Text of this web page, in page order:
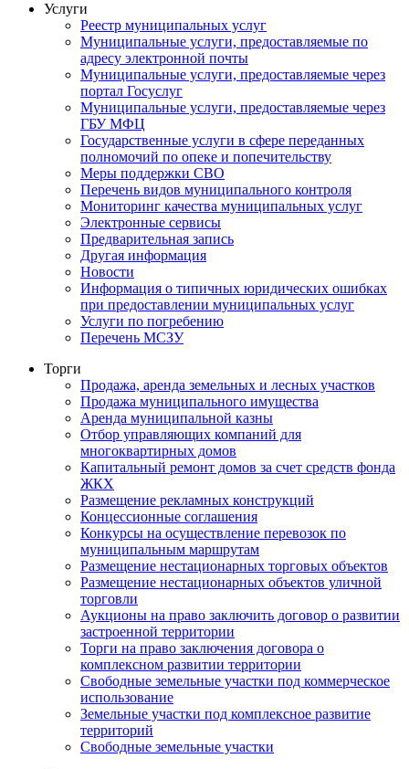
Услуги
Реестр муниципальных услуг
Муниципальные услуги, предоставляемые по
адресу электронной почты
Муниципальные услуги, предоставляемые через
портал Госуслуг
Муниципальные услуги, предоставляемые через
ГБУ МФЦ
Государственные услуги в сфере переданных
полномочий по опеке и попечительству
Меры поддержки СВО
Перечень видов муниципального контроля
Мониторинг качества муниципальных услуг
Электронные сервисы
Предварительная запись
Другая информация
Новости
Информация о типичных юридических ошибках
при предоставлении муниципальных услуг
Услуги по погребению
Перечень МСЗУ
Торги
Продажа, аренда земельных и лесных участков
Продажа муниципального имущества
Аренда муниципальной казны
Отбор управляющих компаний для
многоквартирных домов
Капитальный ремонт домов за счет средств фонда
ЖКХ
Размещение рекламных конструкций
Концессионные соглашения
Конкурсы на осуществление перевозок по
муниципальным маршрутам
Размещение нестационарных торговых объектов
Размещение нестационарных объектов уличной
торговли
Аукционы на право заключить договор о развитии
застроенной территории
Торги на право заключения договора о
комплексном развитии территории
Свободные земельные участки под коммерческое
использование
Земельные участки под комплексное развитие
территорий
Свободные земельные участки